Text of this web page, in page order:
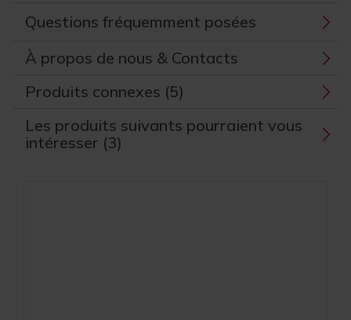
Questions fréquemment posées
À propos de nous & Contacts
Produits connexes (5)
Les produits suivants pourraient vous
intéresser (3)